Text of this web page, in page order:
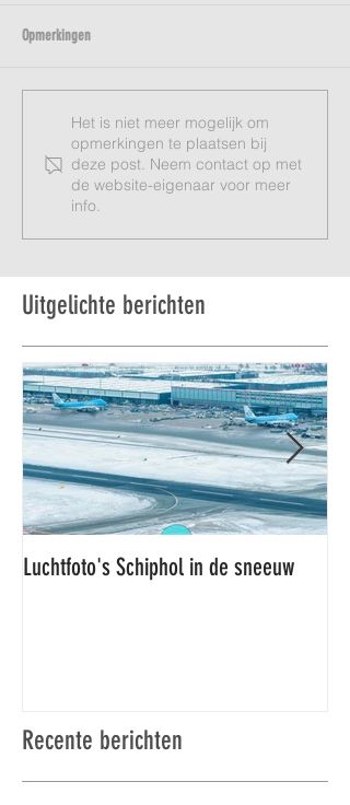
Opmerkingen
Het is niet meer mogelijk om
opmerkingen te plaatsen bij
deze post. Neem contact op met
de website-eigenaar voor meer
info.
Uitgelichte berichten
Luchtfoto's Schiphol in de sneeuw
Recente berichten